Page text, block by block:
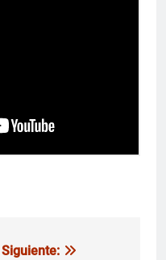
Siguiente: